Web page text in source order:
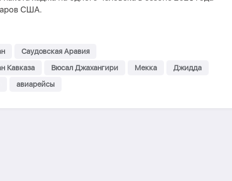
США.
Саудовская Аравия
Кавказа
Вюсал Джахангири Мекка
Джидда
авиарейсы